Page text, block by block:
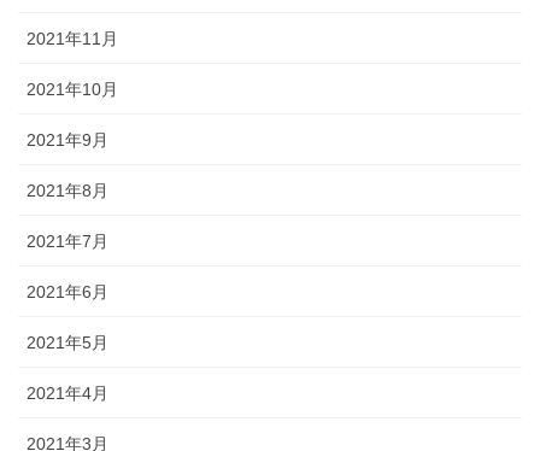
2021年11月
2021年10月
2021年9月
2021年8月
2021年7月
2021年6月
2021年5月
2021年4月
2021年3月